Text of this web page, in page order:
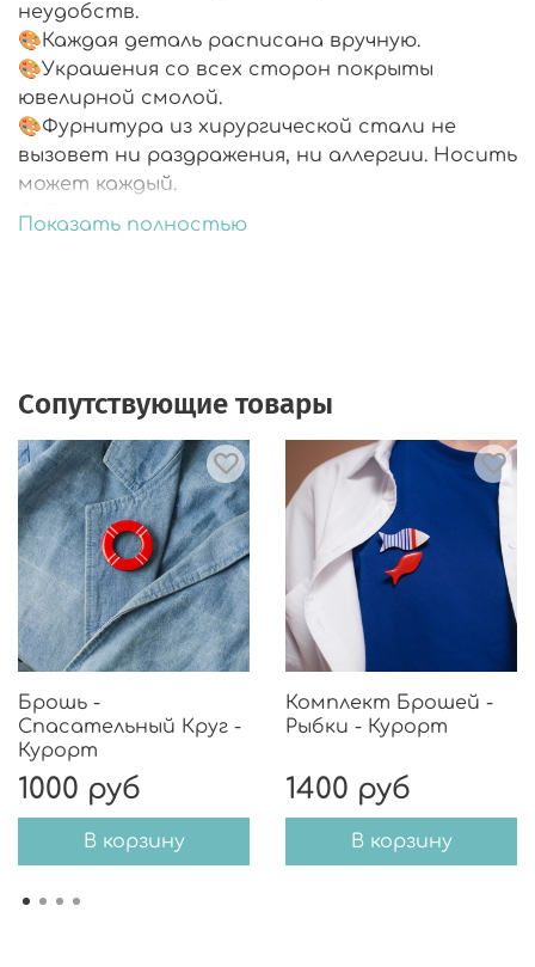
неудобств.
🎨Каждая деталь расписана вручную.
🎨Украшения со всех сторон покрыты
ювелирной смолой.
🎨Фурнитура из хирургической стали не
вызовет ни раздражения, ни аллергии. Носить
может каждый.
🎨Подарочная упаковка.
Показать полностью
Сопутствующие товары
Брошь -
Спасательный Круг -
Курорт
1000 руб
В корзину
Комплект Брошей -
Рыбки - Курорт
1400 руб
В корзину